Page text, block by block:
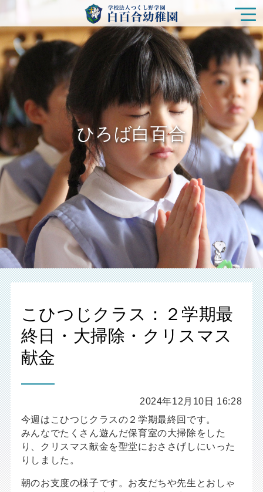
園の特色
白百合幼稚園の生活
ひろば白百合
入園をご検討の方
未就園児クラス
在園の皆様
新着情報
ひろば白百合
こひつじクラス：２学期最
終日・大掃除・クリスマス
献金
2024年12月10日 16:28
今週はこひつじクラスの２学期最終回です。
みんなでたくさん遊んだ保育室の大掃除をした
り、クリスマス献金を聖堂におささげしにいった
りしました。
朝のお支度の様子です。お友だちや先生とおしゃ